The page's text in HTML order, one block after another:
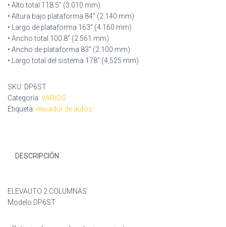
• Alto total 118.5” (3.010 mm)
• Altura bajo plataforma 84” (2.140 mm)
• Largo de plataforma 163” (4.160 mm)
• Ancho total 100.8” (2.561 mm)
• Ancho de plataforma 83” (2.100 mm)
• Largo total del sistema 178” (4,525 mm)
SKU: DP6ST
Categoría: VARIOS
Etiqueta: elevador de autos
DESCRIPCIÓN
ELEVAUTO 2 COLUMNAS
Modelo DP6ST